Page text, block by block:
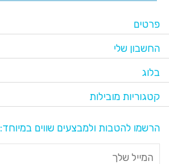
פרטים
החשבון שלי
בלוג
קטגוריות מובילות
הרשמו להטבות ולמבצעים שווים במיוחד: